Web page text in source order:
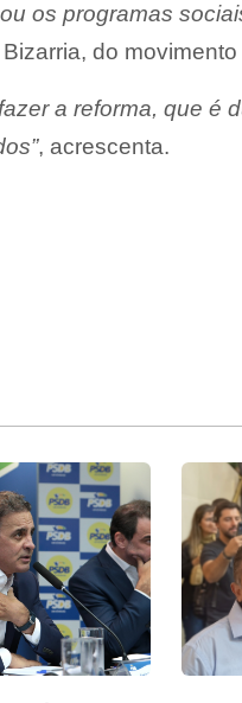
os programas
do movimento
a reforma, que é
, acrescenta.